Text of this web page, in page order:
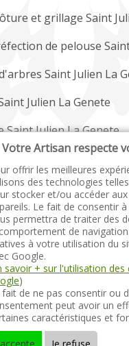
et grillage Saint
de pelouse
Saint Julien La
Julien La Genete
Saint Julien La Genete
Julien La Genete
en rouleau Saint
Votre Artisan respecte
offrir les meilleures
des technologies
stocker et/ou accéder
Le fait de consentir
permettra de traiter des
de
à votre utilisation du
Google.
savoir + sur l'utilisation des
)
fait de ne pas consentir ou
peut avoir un
caractéristiques et